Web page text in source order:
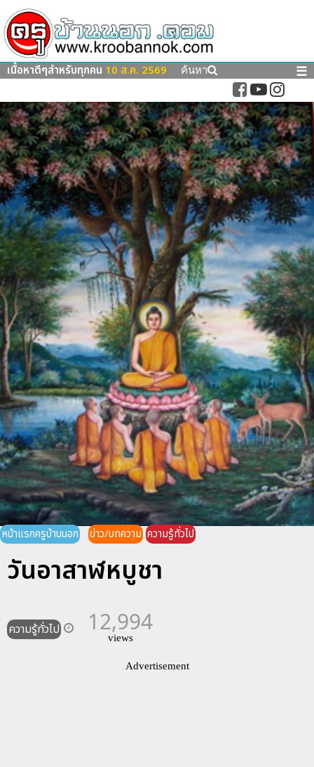
เนื้อหาดีๆสำหรับทุกคน 10 ส.ค. 2569 ค้นหา ☰
หน้าแรกครูบ้านนอก ข่าว/บทความ ความรู้ทั่วไป
วันอาสาฬหบูชา
ความรู้ทั่วไป 12,994
views
Advertisement